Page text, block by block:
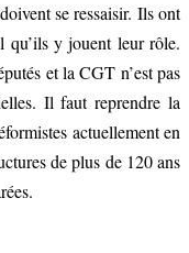
se ressaisir. Ils ont
y jouent leur rôle.
et la CGT n’est pas
Il faut reprendre la
actuellement en
de plus de 120 ans